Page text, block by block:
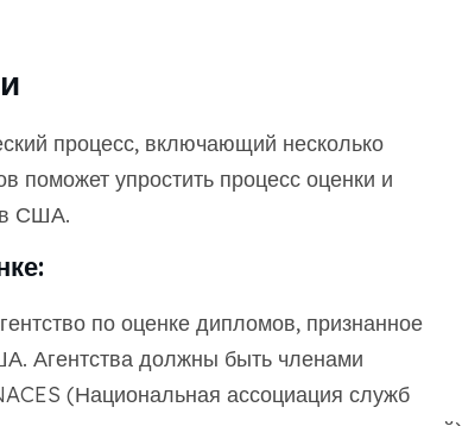
процесс, включающий несколько
поможет упростить процесс оценки и
в США.
по оценке дипломов, признанное
Агентства должны быть членами
(Национальная ассоциация служб